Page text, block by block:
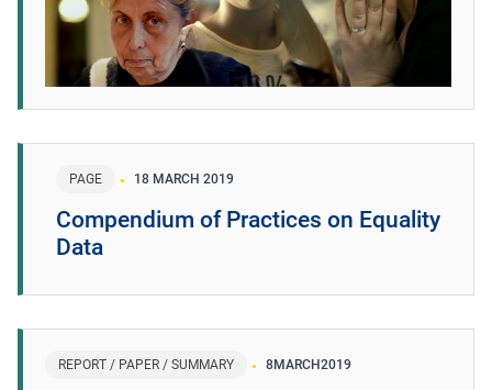
PAGE 18 MARCH 2019
Compendium of Practices on Equality
Data
REPORT / PAPER / SUMMARY 8MARCH2019